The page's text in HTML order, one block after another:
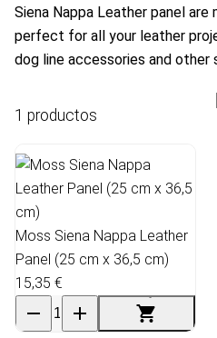
Siena Nappa Leather panel
perfect for all your leather
dog line accessories and other
1 productos
Moss Siena Nappa Leather
Panel (25 cm x 36,5 cm)
15,35 €